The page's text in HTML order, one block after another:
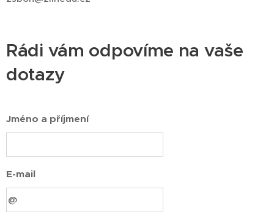
Rádi vám odpovíme na vaše
dotazy
Jméno a příjmení
E-mail